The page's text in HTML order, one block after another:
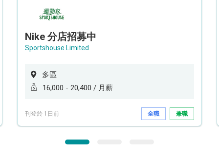
Nike 分店招募中
Sportshouse Limited
多區
16,000 - 20,400 / 月薪
刊登於 1日前 全職 兼職